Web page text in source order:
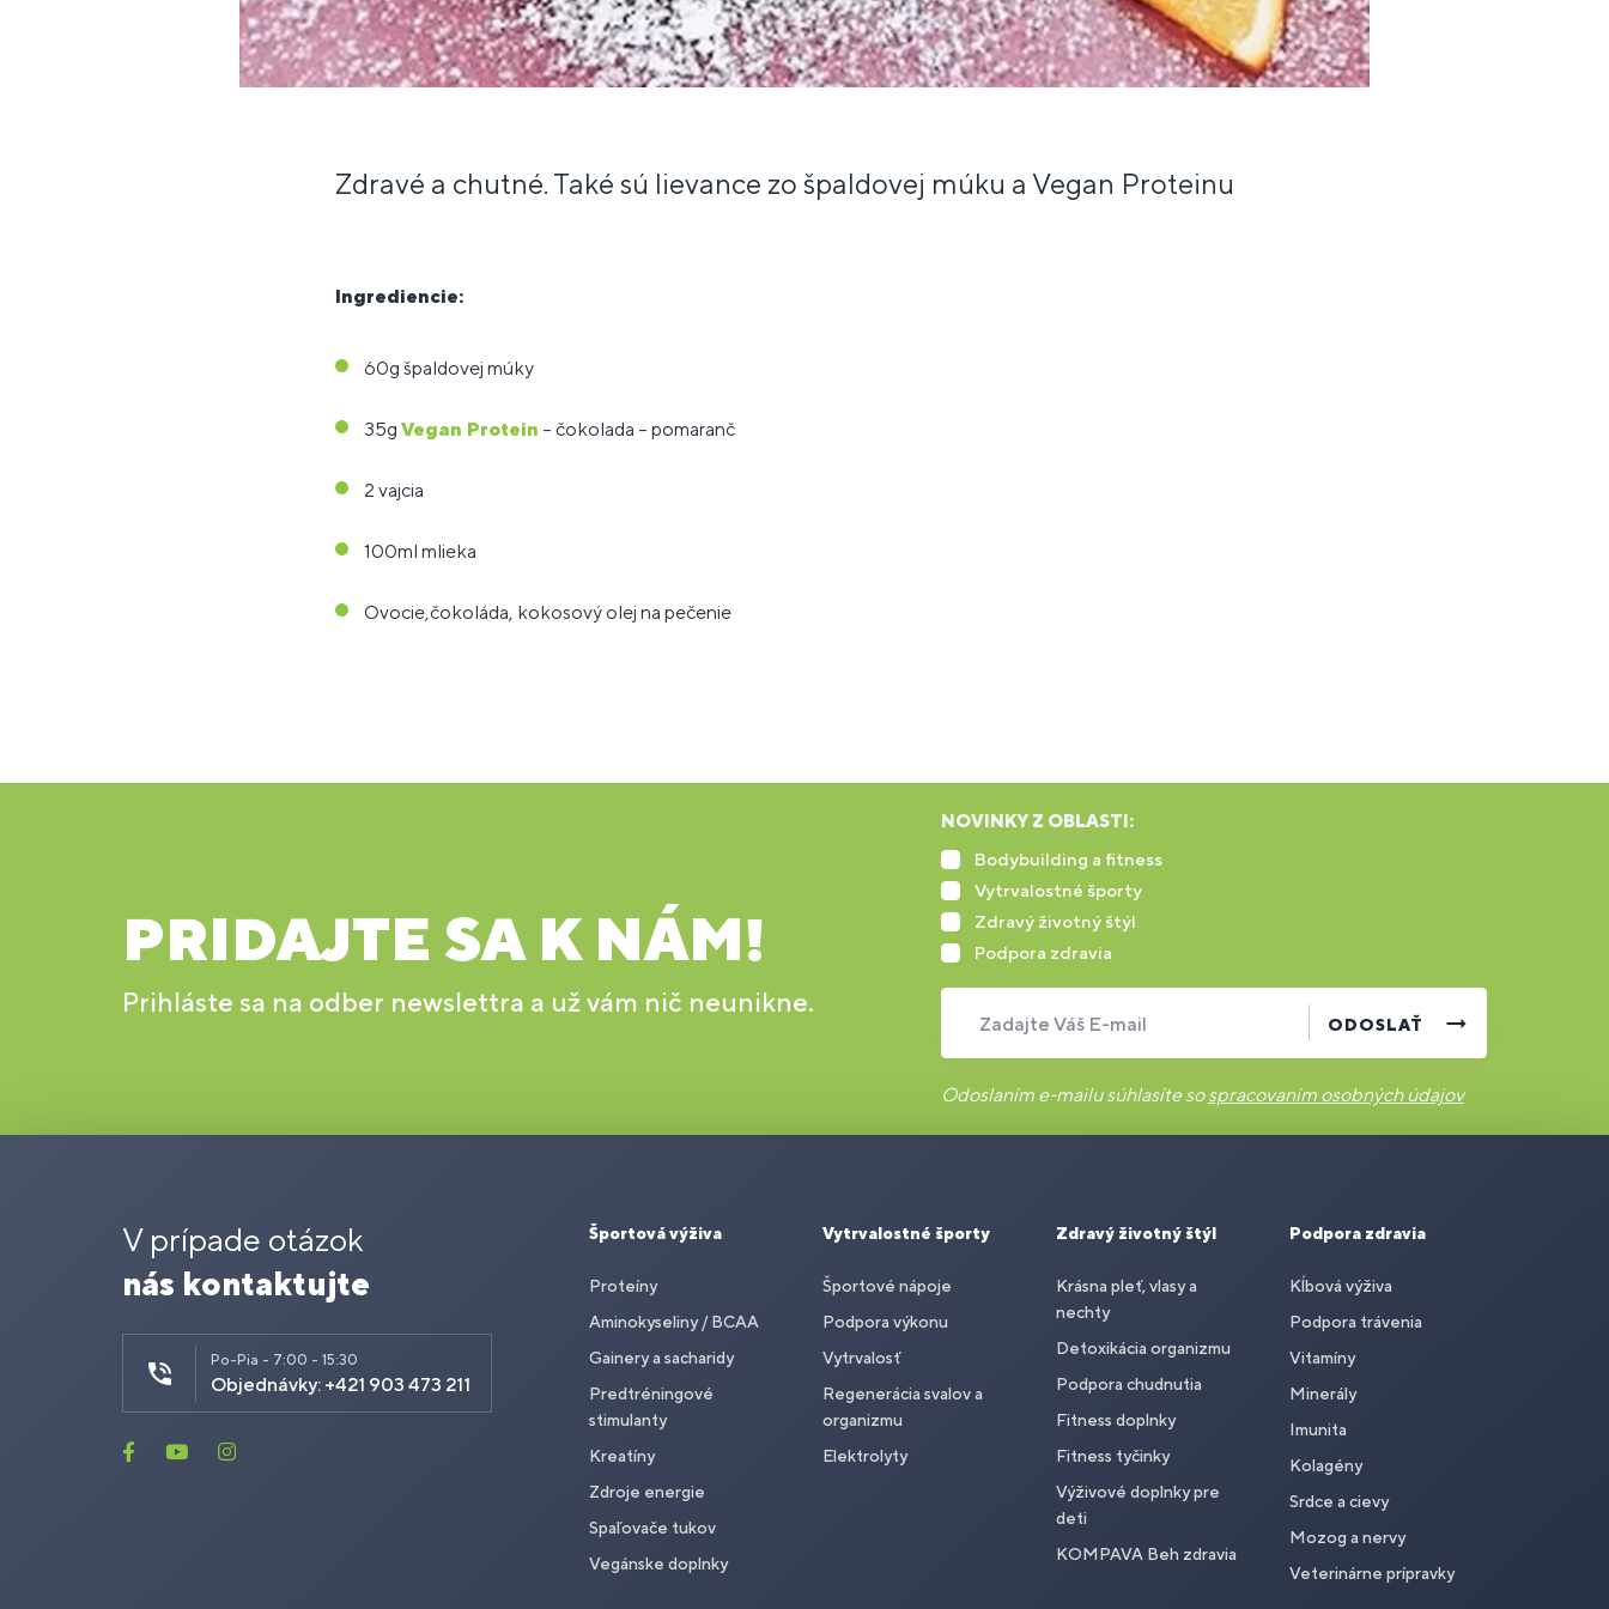
Zdravé a chutné. Také sú lievance zo špaldovej múku a Vegan Proteinu
Ingrediencie:
60g špaldovej múky
35g Vegan Protein – čokolada – pomaranč
2 vajcia
100ml mlieka
Ovocie,čokoláda, kokosový olej na pečenie
PRIDAJTE SA K NÁM!
Prihláste sa na odber newslettra a už vám nič neunikne.
NOVINKY Z OBLASTI:
Bodybuilding a fitness
Vytrvalostné športy
Zdravý životný štýl
Podpora zdravia
Zadajte Váš E-mail ODOSLAŤ
Odoslaním e-mailu súhlasíte sospracovaním osobných údajov
V prípade otázok
nás kontaktujte
Po-Pia - 7:00 - 15:30
Objednávky: +421 903 473 211
Športová výživa
Proteíny
Aminokyseliny / BCAA
Gainery a sacharidy
Predtréningové
stimulanty
Kreatíny
Zdroje energie
Spaľovače tukov
Vegánske doplnky
Vytrvalostné športy
Športové nápoje
Podpora výkonu
Vytrvalosť
Regenerácia svalov a
organizmu
Elektrolyty
Zdravý životný štýl
Krásna pleť, vlasy a
nechty
Detoxikácia organizmu
Podpora chudnutia
Fitness doplnky
Fitness tyčinky
Výživové doplnky pre
deti
KOMPAVA Beh zdravia
Podpora zdravia
Kĺbová výživa
Podpora trávenia
Vitamíny
Minerály
Imunita
Kolagény
Srdce a cievy
Mozog a nervy
Veterinárne prípravky